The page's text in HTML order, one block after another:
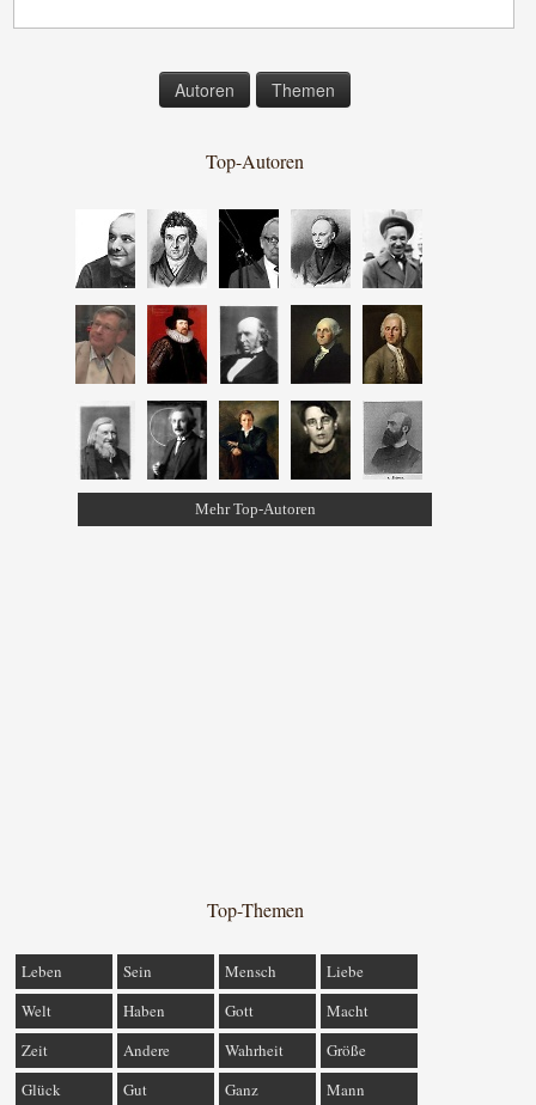
Autoren Themen
Top-Autoren
Mehr Top-Autoren
Top-Themen
Leben Sein Mensch
Liebe
Welt
Haben Gott
Macht
Zeit
Andere Wahrheit
Größe
Glück
Gut Ganz Mann